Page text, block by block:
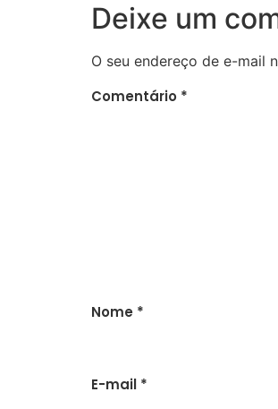
Deixe um
O seu endereço de e-mail
Comentário *
Nome *
E-mail *